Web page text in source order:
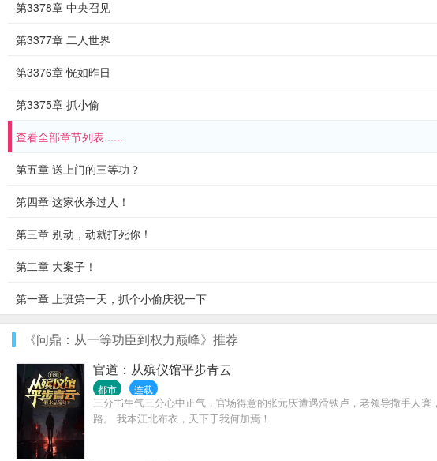
第3378章 中央召见
第3377章 二人世界
第3376章 恍如昨日
第3375章 抓小偷
查看全部章节列表......
第五章 送上门的三等功？
第四章 这家伙杀过人！
第三章 别动，动就打死你！
第二章 大案子！
第一章 上班第一天，抓个小偷庆祝一下
《问鼎：从一等功臣到权力巅峰》推荐
官道：从殡仪馆平步青云
都市 连载
三分书生气三分心中正气，官场得意的张元庆遭遇滑铁卢，老领导撒手人
路。 我本江北布衣，天下于我何加焉！